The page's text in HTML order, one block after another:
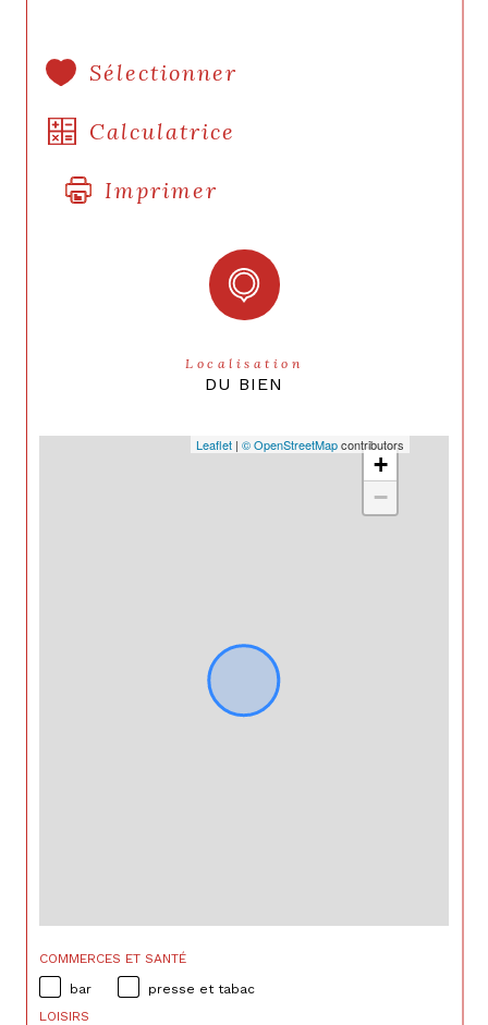
Sélectionner
Calculatrice
Imprimer
Localisation
DU BIEN
+
−
Leaflet | © OpenStreetMapcontributors
COMMERCES ET SANTÉ
bar
presse et tabac
LOISIRS